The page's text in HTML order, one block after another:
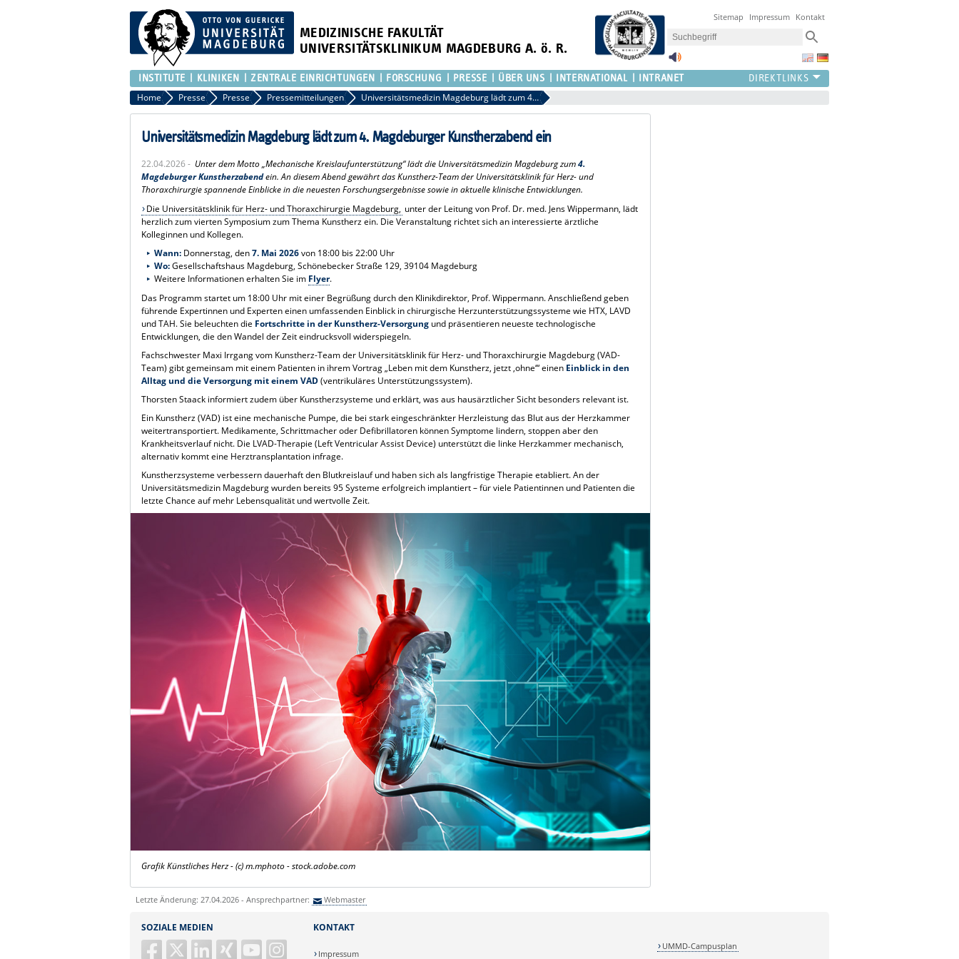
MEDIZINISCHE FAKULTÄT
UNIVERSITÄTSKLINIKUM MAGDEBURG A. ö. R.
Sitemap Impressum Kontakt
INSTITUTE KLINIKEN ZENTRALE EINRICHTUNGEN FORSCHUNG PRESSE ÜBER UNS INTERNATIONAL INTRANET
Home Presse Presse Pressemitteilungen Universitätsmedizin Magdeburg lädt zum 4. Magdeburger Kunstherzabend ein
Universitätsmedizin Magdeburg lädt zum 4. Magdeburger Kunstherzabend ein
22.04.2026 - Unter dem Motto „Mechanische Kreislaufunterstützung“ lädt die Universitätsmedizin Magdeburg zum4.
Magdeburger Kunstherzabendein. An diesem Abend gewährt das Kunstherz-Team der Universitätsklinik für Herz- und
Thoraxchirurgie spannende Einblicke in die neuesten Forschungsergebnisse sowie in aktuelle klinische Entwicklungen.
Die Universitätsklinik für Herz- und Thoraxchirurgie Magdeburg, unter der Leitung von Prof. Dr. med. Jens Wippermann, lädt
herzlich zum vierten Symposium zum Thema Kunstherz ein. Die Veranstaltung richtet sich an interessierte ärztliche
Kolleginnen und Kollegen.
Wann:Donnerstag, den7. Mai 2026von 18:00 bis 22:00 Uhr
Wo:Gesellschaftshaus Magdeburg, Schönebecker Straße 129, 39104 Magdeburg
Weitere Informationen erhalten Sie im Flyer.
Das Programm startet um 18:00 Uhr mit einer Begrüßung durch den Klinikdirektor, Prof. Wippermann. Anschließend geben
führende Expertinnen und Experten einen umfassenden Einblick in chirurgische Herzunterstützungssysteme wie HTX, LAVD
und TAH. Sie beleuchten die Fortschritte in der Kunstherz-Versorgung und präsentieren neueste technologische
Entwicklungen, die den Wandel der Zeit eindrucksvoll widerspiegeln.
Fachschwester Maxi Irrgang vom Kunstherz-Team der Universitätsklinik für Herz- und Thoraxchirurgie Magdeburg (VAD-
Team) gibt gemeinsam mit einem Patienten in ihrem Vortrag „Leben mit dem Kunstherz, jetzt ‚ohne‘“ einen Einblick in den
Alltag und die Versorgung mit einem VAD(ventrikuläres Unterstützungssystem).
Thorsten Staack informiert zudem über Kunstherzsysteme und erklärt, was aus hausärztlicher Sicht besonders relevant ist.
Ein Kunstherz (VAD) ist eine mechanische Pumpe, die bei stark eingeschränkter Herzleistung das Blut aus der Herzkammer
weitertransportiert. Medikamente, Schrittmacher oder Defibrillatoren können Symptome lindern, stoppen aber den
Krankheitsverlauf nicht. Die LVAD-Therapie (Left Ventricular Assist Device) unterstützt die linke Herzkammer mechanisch,
alternativ kommt eine Herztransplantation infrage.
Kunstherzsysteme verbessern dauerhaft den Blutkreislauf und haben sich als langfristige Therapie etabliert. An der
Universitätsmedizin Magdeburg wurden bereits 95 Systeme erfolgreich implantiert – für viele Patientinnen und Patienten die
letzte Chance auf mehr Lebensqualität und wertvolle Zeit.
Grafik Künstliches Herz - (c) m.mphoto - stock.adobe.com
Letzte Änderung: 27.04.2026 - Ansprechpartner: Webmaster
SOZIALE MEDIEN KONTAKT
Impressum
UMMD-Campusplan